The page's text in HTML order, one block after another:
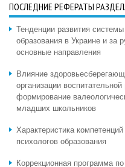
ПОСЛЕДНИЕ РЕФЕРАТЫ
Тенденции развития
образования в Украине и за
основные направления
Влияние
организации
формирование
младших школьников
Характеристика
психологов образования
Коррекционная программа